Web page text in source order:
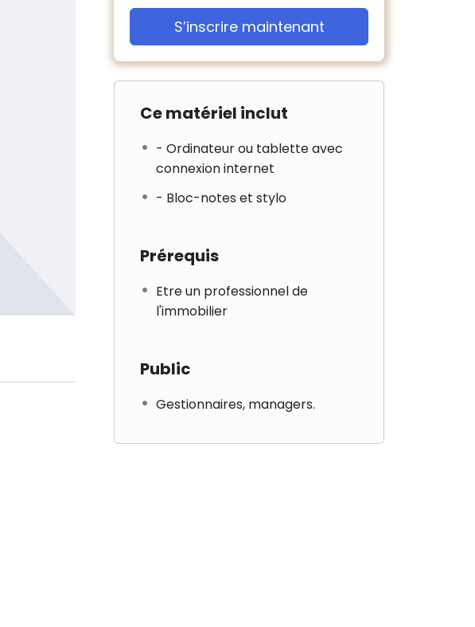
S’inscrire maintenant
Ce matériel inclut
- Ordinateur ou tablette avec
connexion internet
- Bloc-notes et stylo
Prérequis
Etre un professionnel de
l'immobilier
Public
Gestionnaires, managers.